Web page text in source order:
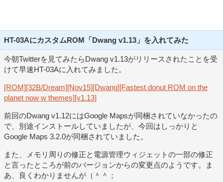
HT-03AにカスタムROM「Dwang v1.13」を入れてみた
今朝Twitterを見てみたらDwang v1.13がリリースされたことを受
けて早速HT-03Aに入れてみました。
[ROM][32B/Dream][Nov15][Dwang][Fastest donut ROM on the
planet now w themes][v1.13]
前回のDwang v1.12にはGoogle Mapsが同梱されていなかったの
で、別途インストールしていましたが、今回はしっかりと
Google Maps 3.2.0が同梱されていました。
また、メモリ周りの修正と電源管理ウィジェットの一部の修正
と言ったところが前のバージョンからの変更点のようです。ま
あ、良くわかりませんが（＾＾；